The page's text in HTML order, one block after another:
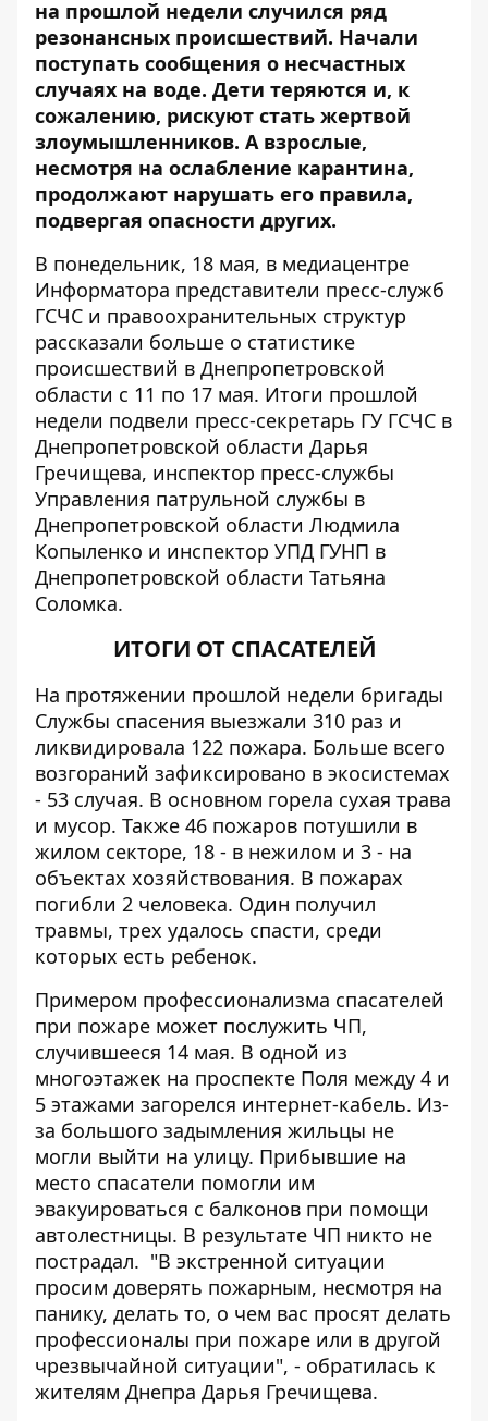
на прошлой недели случился ряд
резонансных происшествий. Начали
поступать сообщения о несчастных
случаях на воде. Дети теряются и, к
сожалению, рискуют стать жертвой
злоумышленников. А взрослые,
несмотря на ослабление карантина,
продолжают нарушать его правила,
подвергая опасности других.
В понедельник, 18 мая, в медиацентре
Информатора представители пресс-служб
ГСЧС и правоохранительных структур
рассказали больше о статистике
происшествий в Днепропетровской
области с 11 по 17 мая. Итоги прошлой
недели подвели пресс-секретарь ГУ ГСЧС в
Днепропетровской области Дарья
Гречищева, инспектор пресс-службы
Управления патрульной службы в
Днепропетровской области Людмила
Копыленко и инспектор УПД ГУНП в
Днепропетровской области Татьяна
Соломка.
ИТОГИ ОТ СПАСАТЕЛЕЙ
На протяжении прошлой недели бригады
Службы спасения выезжали 310 раз и
ликвидировала 122 пожара. Больше всего
возгораний зафиксировано в экосистемах
- 53 случая. В основном горела сухая трава
и мусор. Также 46 пожаров потушили в
жилом секторе, 18 - в нежилом и 3 - на
объектах хозяйствования. В пожарах
погибли 2 человека. Один получил
травмы, трех удалось спасти, среди
которых есть ребенок.
Примером профессионализма спасателей
при пожаре может послужить ЧП,
случившееся 14 мая. В одной из
многоэтажек на проспекте Поля между 4 и
5 этажами загорелся интернет-кабель. Из-
за большого задымления жильцы не
могли выйти на улицу. Прибывшие на
место спасатели помогли им
эвакуироваться с балконов при помощи
автолестницы. В результате ЧП никто не
пострадал. "В экстренной ситуации
просим доверять пожарным, несмотря на
панику, делать то, о чем вас просят делать
профессионалы при пожаре или в другой
чрезвычайной ситуации", - обратилась к
жителям Днепра Дарья Гречищева.